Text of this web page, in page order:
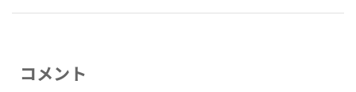
コメント